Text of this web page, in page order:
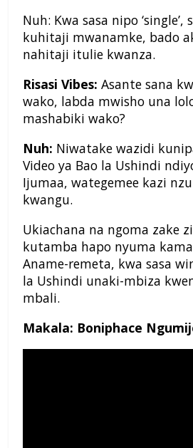
Nuh: Kwa sasa nipo
kuhitaji mwanamke, bado
nahitaji itulie kwanza.
Risasi Vibes: Asante sana
wako, labda mwisho una
mashabiki wako?
Nuh: Niwatake wazidi
Video ya Bao la Ushindi
Ijumaa, wategemee kazi
kwangu.
Ukiachana na ngoma zake
kutamba hapo nyuma kama
Aname-remeta, kwa sasa
la Ushindi unaki-mbiza
mbali.
Makala: Boniphace